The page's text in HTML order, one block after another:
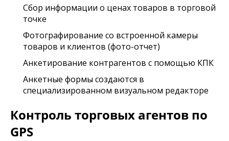
Сбор информации о ценах товаров в торговой
точке
Фотографирование со встроенной камеры
товаров и клиентов (фото-отчет)
Анкетирование контрагентов с помощью КПК
Анкетные формы создаются в
специализированном визуальном редакторе
Контроль торговых агентов по
GPS